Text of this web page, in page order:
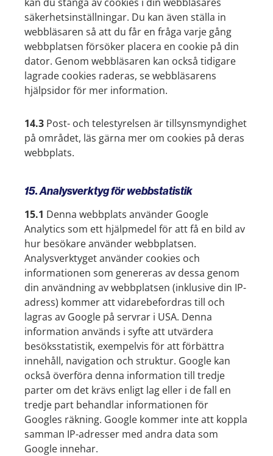
säkerhetsinställningar. Du kan även ställa in
webbläsaren så att du får en fråga varje gång
webbplatsen försöker placera en cookie på din
dator. Genom webbläsaren kan också tidigare
lagrade cookies raderas, se webbläsarens
hjälpsidor för mer information.
14.3 Post- och telestyrelsen är tillsynsmyndighet
på området, läs gärna mer om cookies på deras
webbplats.
15. Analysverktyg för webbstatistik
15.1 Denna webbplats använder Google
Analytics som ett hjälpmedel för att få en bild av
hur besökare använder webbplatsen.
Analysverktyget använder cookies och
informationen som genereras av dessa genom
din användning av webbplatsen (inklusive din IP-
adress) kommer att vidarebefordras till och
lagras av Google på servrar i USA. Denna
information används i syfte att utvärdera
besöksstatistik, exempelvis för att förbättra
innehåll, navigation och struktur. Google kan
också överföra denna information till tredje
parter om det krävs enligt lag eller i de fall en
tredje part behandlar informationen för
Googles räkning. Google kommer inte att koppla
samman IP-adresser med andra data som
Google innehar.